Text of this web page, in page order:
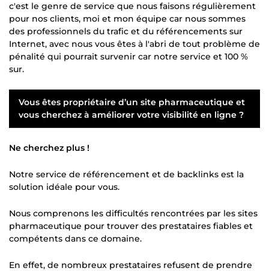
c'est le genre de service que nous faisons régulièrement
pour nos clients, moi et mon équipe car nous sommes
des professionnels du trafic et du référencements sur
Internet, avec nous vous êtes à l'abri de tout problème de
pénalité qui pourrait survenir car notre service et 100 %
sur.
Vous êtes propriétaire d’un site pharmaceutique et
vous cherchez à améliorer votre visibilité en ligne ?
Ne cherchez plus !
Notre service de référencement et de backlinks est la
solution idéale pour vous.
Nous comprenons les difficultés rencontrées par les sites
pharmaceutique pour trouver des prestataires fiables et
compétents dans ce domaine.
En effet, de nombreux prestataires refusent de prendre